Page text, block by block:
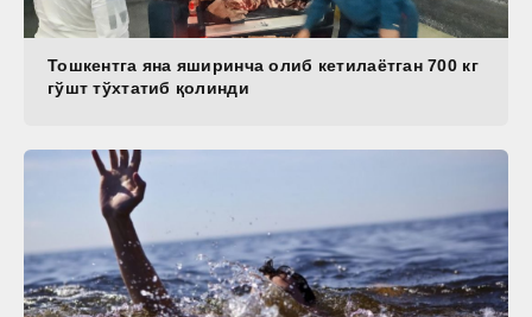
Тошкентга яна яширинча олиб кетилаётган 700 кг
гўшт тўхтатиб қолинди